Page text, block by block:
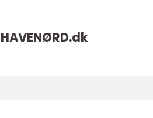
HAVENØRD.dk